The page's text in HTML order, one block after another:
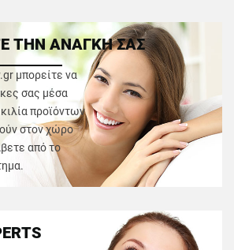
ΤΗΝ ΑΝΑΓΚΗ ΣΑΣ
μπορείτε να
σας μέσα
προϊόντων
στον χώρο
από το